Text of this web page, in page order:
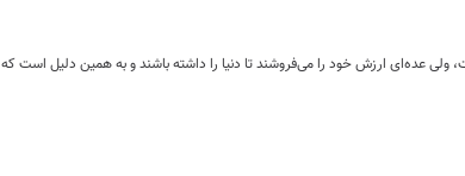
عده‌ای ارزش خود را می‌فروشند تا دنیا را داشته باشند و به همین دلیل است که